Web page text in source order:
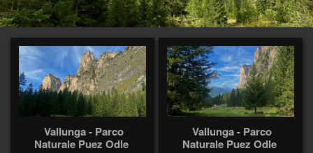
Vallunga - Parco
Naturale Puez Odle
Vallunga - Parco
Naturale Puez Odle